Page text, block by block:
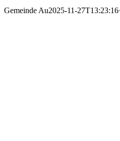
Gemeinde Au2025-11-